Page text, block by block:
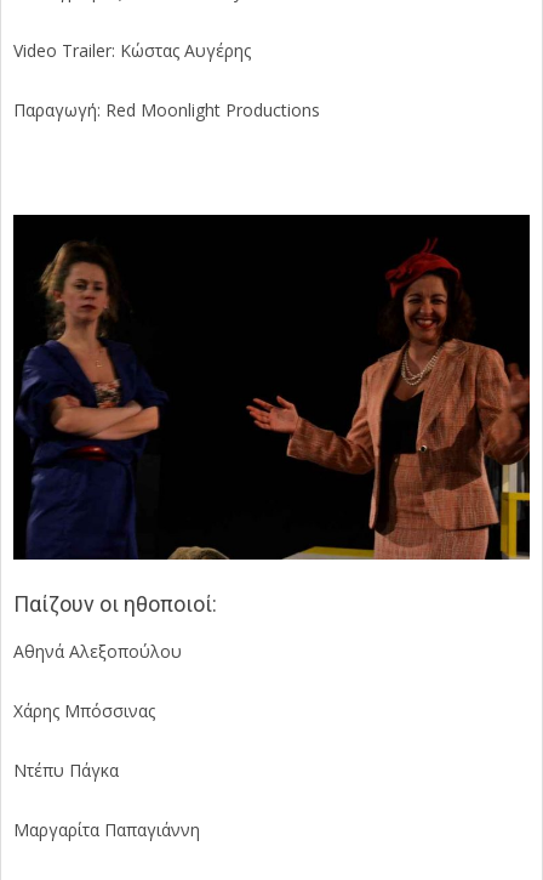
Video Trailer: Κώστας Αυγέρης
Παραγωγή: Red Moonlight Productions
Παίζουν οι ηθοποιοί:
Αθηνά Αλεξοπούλου
Χάρης Μπόσσινας
Ντέπυ Πάγκα
Μαργαρίτα Παπαγιάννη